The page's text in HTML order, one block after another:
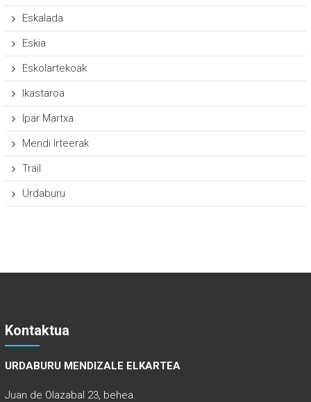
Eskalada
Eskia
Eskolartekoak
Ikastaroa
Ipar Martxa
Mendi Irteerak
Trail
Urdaburu
Kontaktua
URDABURU MENDIZALE ELKARTEA
Juan de Olazabal 23, behea.